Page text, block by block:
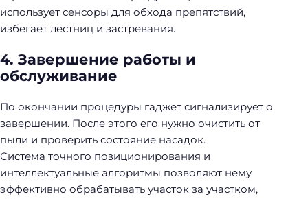
использует сенсоры для обхода препятствий,
избегает лестниц и застревания.
4. Завершение работы и
обслуживание
По окончании процедуры гаджет сигнализирует о
завершении. После этого его нужно очистить от
пыли и проверить состояние насадок.
Система точного позиционирования и
интеллектуальные алгоритмы позволяют нему
эффективно обрабатывать участок за участком,